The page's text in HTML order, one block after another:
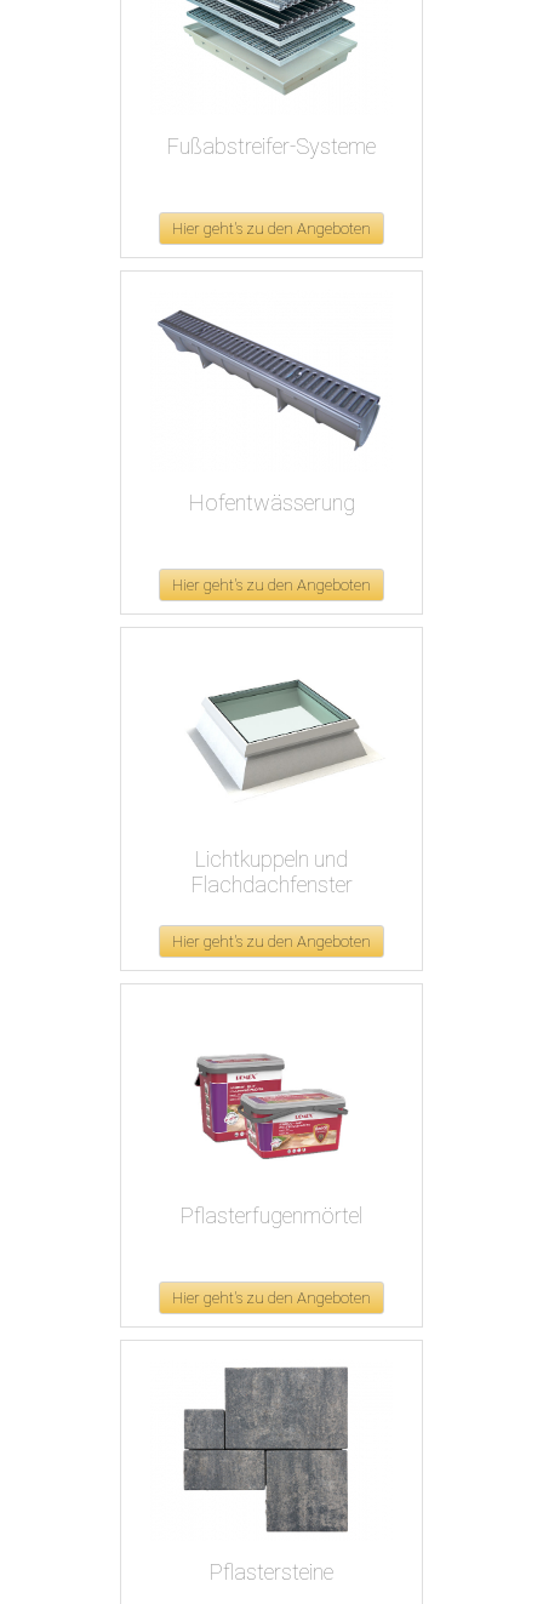
Fußabstreifer-Systeme
Hier geht's zu den Angeboten
Hofentwässerung
Hier geht's zu den Angeboten
Lichtkuppeln und
Flachdachfenster
Hier geht's zu den Angeboten
Pflasterfugenmörtel
Hier geht's zu den Angeboten
Pflastersteine